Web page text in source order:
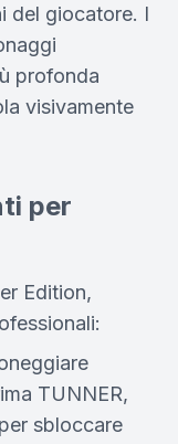
del giocatore. I
profonda
visivamente
per
Edition,
TUNNER,
sbloccare